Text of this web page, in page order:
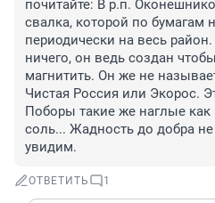
почитайте: В р.п.
свалка, которой по бумагам
периодически на весь
ничего, он ведь создан
магнитить. Он же не
Чистая Россия или Экорос.
Поборы такие же наглые
соль... Жадность до добра
увидим.
ОТВЕТИТЬ 1